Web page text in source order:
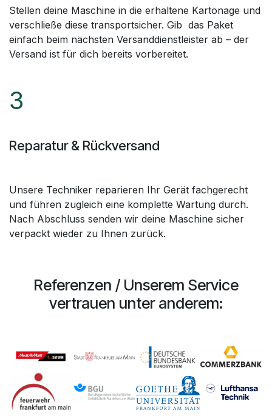
Stellen deine Maschine in die erhaltene Kartonage und
verschließe diese transportsicher. Gib das Paket
einfach beim nächsten Versanddienstleister ab – der
Versand ist für dich bereits vorbereitet.
3
Reparatur & Rückversand
Unsere Techniker reparieren Ihr Gerät fachgerecht
und führen zugleich eine komplette Wartung durch.
Nach Abschluss senden wir deine Maschine sicher
verpackt wieder zu Ihnen zurück.
Referenzen / Unserem Service
vertrauen unter anderem: